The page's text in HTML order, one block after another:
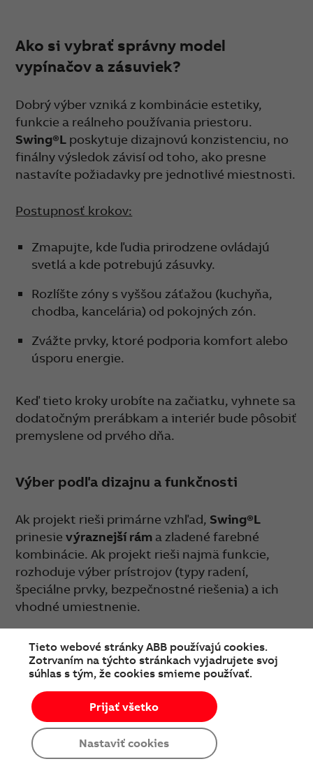
Ako si vybrať správny model
vypínačov a zásuviek?
Dobrý výber vzniká z kombinácie estetiky,
funkcie a reálneho používania priestoru.
Swing®L poskytuje dizajnovú konzistenciu, no
finálny výsledok závisí od toho, ako presne
nastavíte požiadavky pre jednotlivé miestnosti.
Postupnosť krokov:
Zmapujte, kde ľudia prirodzene ovládajú
svetlá a kde potrebujú zásuvky.
Rozlíšte zóny s vyššou záťažou (kuchyňa,
chodba, kancelária) od pokojných zón.
Zvážte prvky, ktoré podporia komfort alebo
úsporu energie.
Keď tieto kroky urobíte na začiatku, vyhnete sa
dodatočným prerábkam a interiér bude pôsobiť
premyslene od prvého dňa.
Výber podľa dizajnu a funkčnosti
Ak projekt rieši primárne vzhľad, Swing®L
prinesievýraznejší rám a zladené farebné
kombinácie. Ak projekt rieši najmä funkcie,
rozhoduje výber prístrojov (typy radení,
špeciálne prvky, bezpečnostné riešenia) a ich
vhodné umiestnenie.
SITUÁCIA ČO ZVOLÍTE V PRAXI
Bežná domácnosť základná prístrojová vybavenosť
Tieto webové stránky ABB používajú cookies.
Zotrvaním na týchto stránkach vyjadrujete svoj
súhlas s tým, že cookies smieme používať.
Nastaviť cookies
Prijať všetko